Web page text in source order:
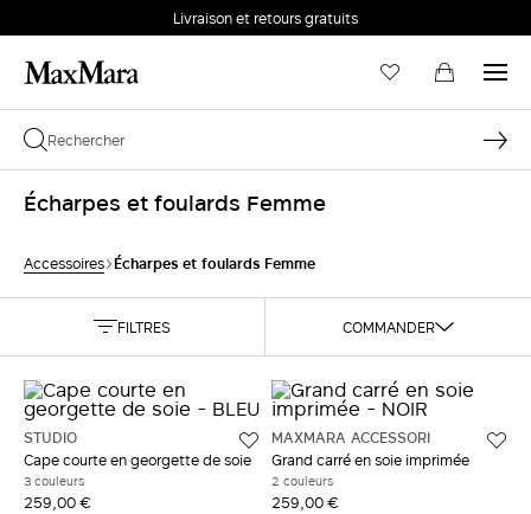
Livraison et retours gratuits
Écharpes et foulards Femme
Accessoires Écharpes et foulards Femme
FILTRES COMMANDER
STUDIO
Cape courte en georgette de soie
3 couleurs
259,00 €
MAXMARA ACCESSORI
Grand carré en soie imprimée
2 couleurs
259,00 €